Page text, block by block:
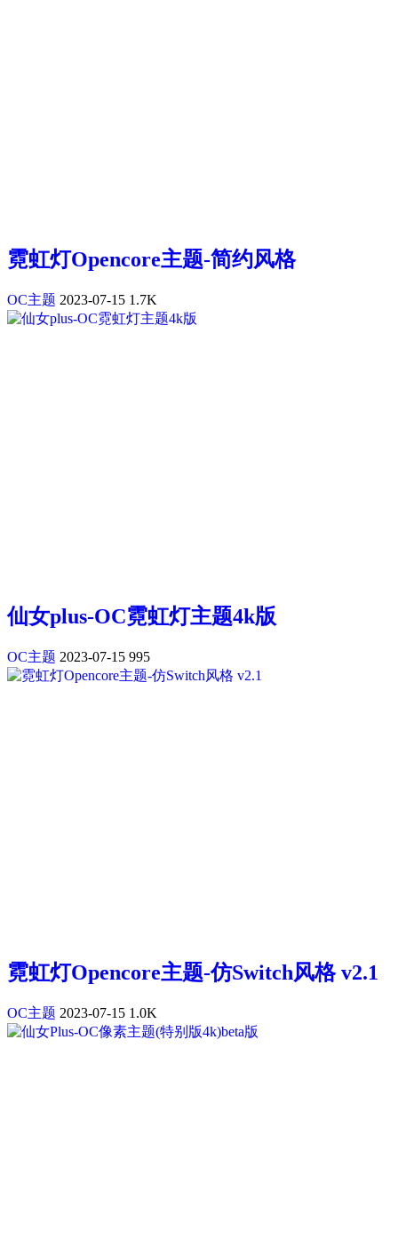
霓虹灯Opencore主题-简约风格
OC主题 2023-07-15 1.7K
仙女plus-OC霓虹灯主题4k版
OC主题 2023-07-15 995
霓虹灯Opencore主题-仿Switch风格 v2.1
OC主题 2023-07-15 1.0K